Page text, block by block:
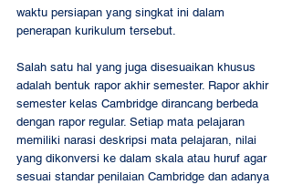
waktu persiapan yang singkat ini dalam
penerapan kurikulum tersebut.
Salah satu hal yang juga disesuaikan khusus
adalah bentuk rapor akhir semester. Rapor akhir
semester kelas Cambridge dirancang berbeda
dengan rapor regular. Setiap mata pelajaran
memiliki narasi deskripsi mata pelajaran, nilai
yang dikonversi ke dalam skala atau huruf agar
sesuai standar penilaian Cambridge dan adanya